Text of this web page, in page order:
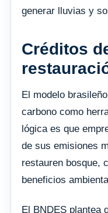
generar lluvias y
Créditos
El modelo
carbono como
lógica es que
de sus emisiones
restauren bosque,
beneficios
El BNDES plantea